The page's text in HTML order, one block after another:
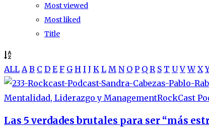
Most viewed
Most liked
Title
ALL A B C D E F G H I J K L M N O P Q R S T U V W X
Mentalidad, Liderazgo y ManagementRockCast
Las 5 verdades brutales para ser “más